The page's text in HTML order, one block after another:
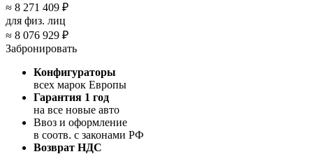
≈ 8 271 409 ₽
для физ. лиц
≈ 8 076 929 ₽
Забронировать
Конфигураторы
всех марок Европы
Гарантия 1 год
на все новые авто
Ввоз и оформление
в соотв. с законами РФ
Возврат НДС